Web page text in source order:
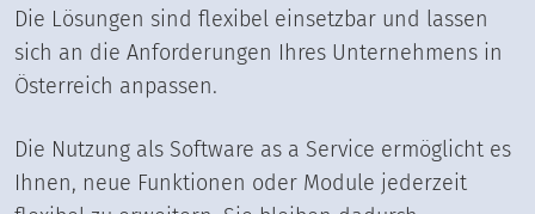
Die Lösungen sind flexibel einsetzbar und lassen
sich an die Anforderungen Ihres Unternehmens in
Österreich anpassen.
Die Nutzung als Software as a Service ermöglicht es
Ihnen, neue Funktionen oder Module jederzeit